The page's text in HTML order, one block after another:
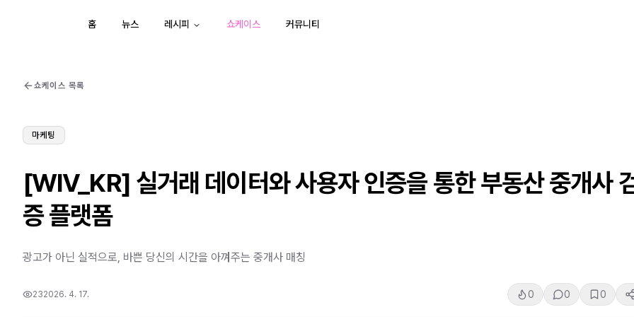
홈 뉴스 레시피 쇼케이스 커뮤니티
쇼케이스 목록
마케팅
[WIV_KR] 실거래 데이터와 사용자 인증을 통한 부동산 중개사
증 플랫폼
광고가 아닌 실적으로, 바쁜 당신의 시간을 아껴주는 중개사 매칭
232026. 4. 17. 0 0 0